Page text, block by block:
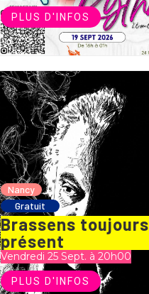
PLUS D'INFOS
Nancy
Gratuit
Brassens toujours
présent
Vendredi 25 Sept. à 20h00
PLUS D'INFOS